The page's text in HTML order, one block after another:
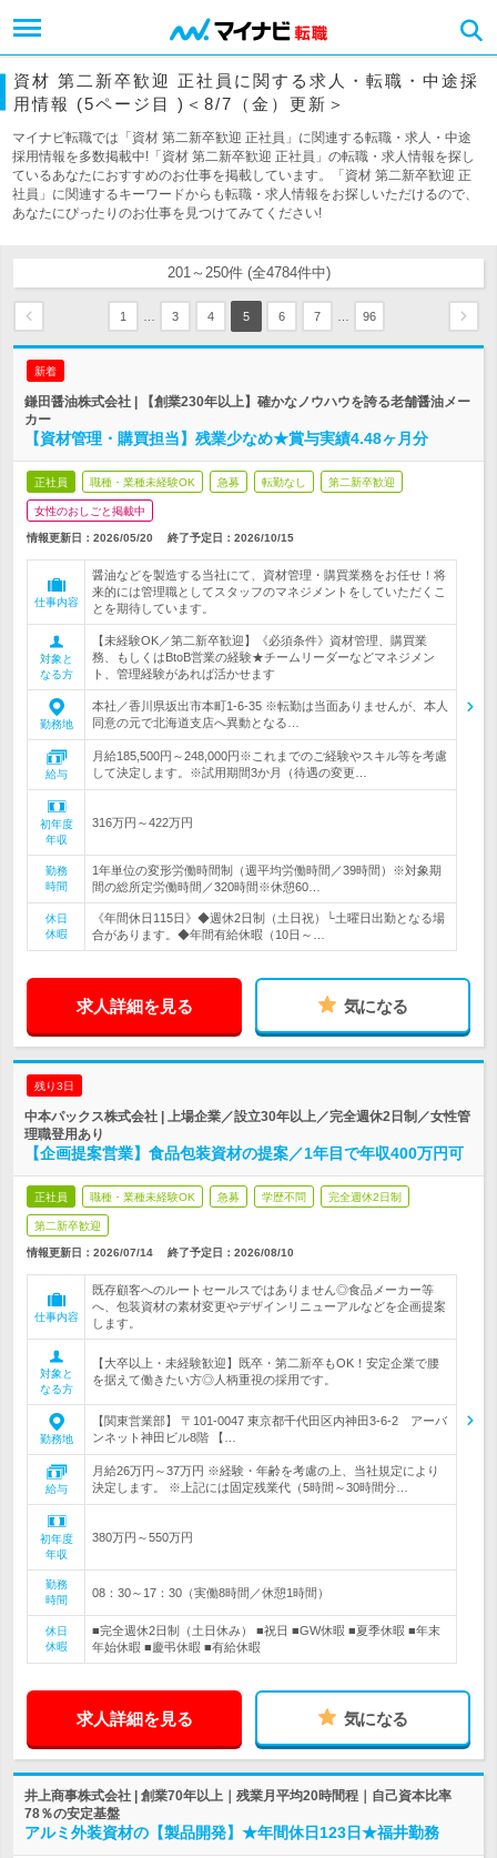
資材 第二新卒歓迎 正社員に関する求人・転職・中途採
用情報 (5ページ目 )＜8/7（金）更新＞
マイナビ転職では「資材 第二新卒歓迎 正社員」に関連する転職・求人・中途
採用情報を多数掲載中!「資材 第二新卒歓迎 正社員」の転職・求人情報を探し
ているあなたにおすすめのお仕事を掲載しています。「資材 第二新卒歓迎 正
社員」に関連するキーワードからも転職・求人情報をお探しいただけるので、
あなたにぴったりのお仕事を見つけてみてください!
201～250件 (全4784件中)
1 3 4 5 6 7 96
新着
鎌田醤油株式会社 | 【創業230年以上】確かなノウハウを誇る老舗醤油メー
カー
【資材管理・購買担当】残業少なめ★賞与実績4.48ヶ月分
正社員 職種・業種未経験OK 急募 転勤なし 第二新卒歓迎
女性のおしごと掲載中
情報更新日：2026/05/20 終了予定日： 2026/10/15
仕事内容
醤油などを製造する当社にて、資材管理・購買業務をお任せ！将
来的には管理職としてスタッフのマネジメントをしていただくこ
とを期待しています。
対象と
なる方
【未経験OK／第二新卒歓迎】《必須条件》資材管理、購買業
務、もしくはBtoB営業の経験★チームリーダーなどマネジメン
ト、管理経験があれば活かせます
勤務地
本社／香川県坂出市本町1-6-35 ※転勤は当面ありませんが、本人
同意の元で北海道支店へ異動となる…
給与
月給185,500円～248,000円※これまでのご経験やスキル等を考慮
して決定します。※試用期間3か月（待遇の変更…
初年度
年収
316万円～422万円
勤務
時間
1年単位の変形労働時間制（週平均労働時間／39時間）※対象期
間の総所定労働時間／320時間※休憩60…
休日
休暇
《年間休日115日》◆週休2日制（土日祝）└土曜日出勤となる場
合があります。◆年間有給休暇（10日～…
求人詳細を見る 気になる
残り3日
中本パックス株式会社 | 上場企業／設立30年以上／完全週休2日制／女性管
理職登用あり
【企画提案営業】食品包装資材の提案／1年目で年収400万円可
正社員 職種・業種未経験OK 急募 学歴不問 完全週休2日制
第二新卒歓迎
情報更新日：2026/07/14 終了予定日： 2026/08/10
仕事内容
既存顧客へのルートセールスではありません◎食品メーカー等
へ、包装資材の素材変更やデザインリニューアルなどを企画提案
します。
対象と
なる方
【大卒以上・未経験歓迎】既卒・第二新卒もOK！安定企業で腰
を据えて働きたい方◎人柄重視の採用です。
勤務地
【関東営業部】 〒101-0047 東京都千代田区内神田3-6-2 アーバ
ンネット神田ビル8階 【…
給与
月給26万円～37万円 ※経験・年齢を考慮の上、当社規定により
決定します。 ※上記には固定残業代（5時間～30時間分…
初年度
年収
380万円～550万円
勤務
時間
08：30～17：30（実働8時間／休憩1時間）
休日
休暇
■完全週休2日制（土日休み） ■祝日 ■GW休暇 ■夏季休暇 ■年末
年始休暇 ■慶弔休暇 ■有給休暇
求人詳細を見る 気になる
井上商事株式会社 | 創業70年以上｜残業月平均20時間程｜自己資本比率
78％の安定基盤
アルミ外装資材の【製品開発】★年間休日123日★福井勤務